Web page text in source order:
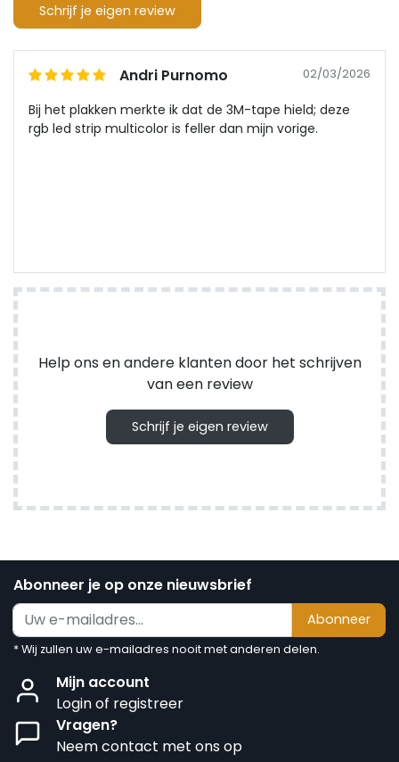
Schrijf je eigen review
Andri Purnomo 02/03/2026
Bij het plakken merkte ik dat de 3M-tape hield; deze
rgb led strip multicolor is feller dan mijn vorige.
Help ons en andere klanten door het schrijven
van een review
Schrijf je eigen review
Abonneer je op onze nieuwsbrief
Abonneer
* Wij zullen uw e-mailadres nooit met anderen delen.
Mijn account
Login of registreer
Vragen?
Neem contact met ons op